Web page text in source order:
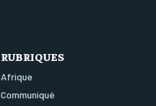
RUBRIQUES
Afrique
Communiqué